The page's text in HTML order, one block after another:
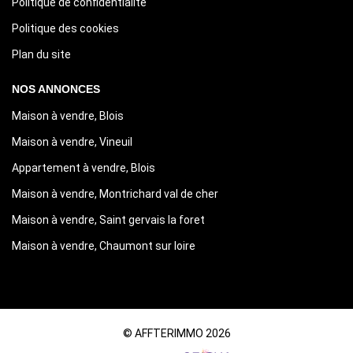
Politique des cookies
Plan du site
NOS ANNONCES
Maison à vendre, Blois
Maison à vendre, Vineuil
Appartement à vendre, Blois
Maison à vendre, Montrichard val de cher
Maison à vendre, Saint gervais la foret
Maison à vendre, Chaumont sur loire
© AFFTERIMMO 2026